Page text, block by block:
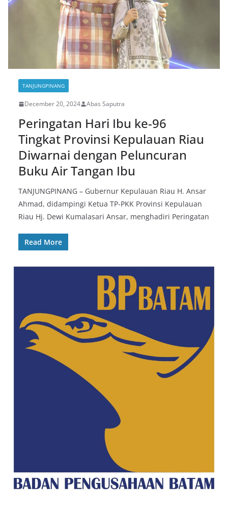
TANJUNGPINANG
December 20, 2024 Abas Saputra
Peringatan Hari Ibu ke-96
Tingkat Provinsi Kepulauan Riau
Diwarnai dengan Peluncuran
Buku Air Tangan Ibu
TANJUNGPINANG – Gubernur Kepulauan Riau H. Ansar
Ahmad, didampingi Ketua TP-PKK Provinsi Kepulauan
Riau Hj. Dewi Kumalasari Ansar, menghadiri Peringatan
Read More